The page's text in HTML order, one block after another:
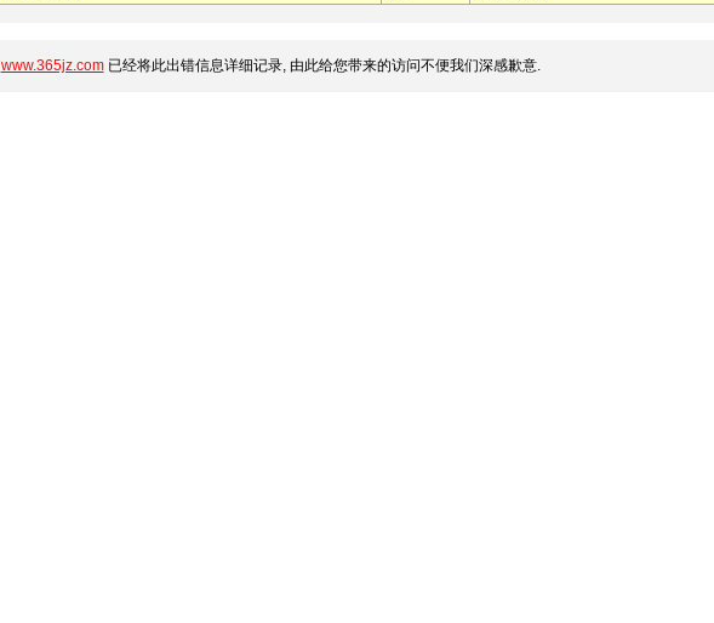
www.365jz.com已经将此出错信息详细记录, 由此给您带来的访问不便我们深感歉意.